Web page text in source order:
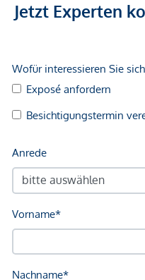
Gesundheit
Arzt <225m
Klinik <250m
Kinder & Schulen
Schule <100m
Kindergarten <200m
Universität <750m
Jetzt Experten